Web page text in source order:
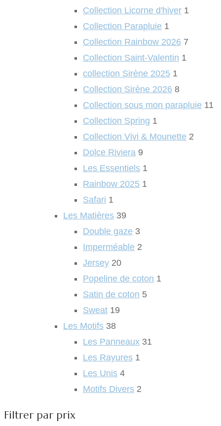
Collection Licorne d'hiver 1
Collection Parapluie 1
Collection Rainbow 2026 7
Collection Saint-Valentin 1
collection Sirène 2025 1
Collection Sirène 2026 8
Collection sous mon parapluie 11
Collection Spring 1
Collection Vivi & Mounette 2
Dolce Riviera 9
Les Essentiels 1
Rainbow 2025 1
Safari 1
Les Matières 39
Double gaze 3
Imperméable 2
Jersey 20
Popeline de coton 1
Satin de coton 5
Sweat 19
Les Motifs 38
Les Panneaux 31
Les Rayures 1
Les Unis 4
Motifs Divers 2
Filtrer par prix